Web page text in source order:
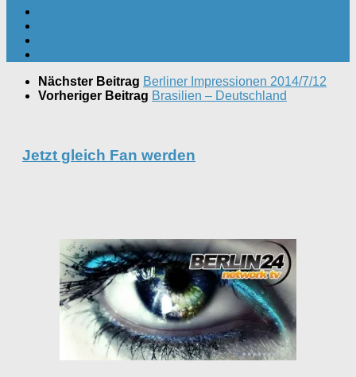
Nächster Beitrag Berliner Impressionen 2014/7/12
Vorheriger Beitrag Brasilien – Deutschland
Jetzt gleich Fan werden